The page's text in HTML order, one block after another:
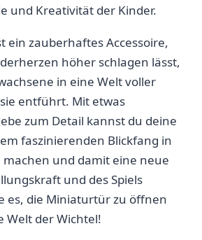
und Kreativität der Kinder.
ein zauberhaftes⁤ Accessoire,
höher schlagen lässt,
in eine Welt ‍voller
​entführt. Mit etwas
zum Detail kannst du deine
faszinierenden ‍Blickfang in
⁢und damit⁣ eine neue‍
und des ⁣Spiels
es, die Miniaturtür zu öffnen
Welt der Wichtel!